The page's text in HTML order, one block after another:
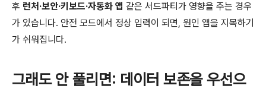
후 런처·보안·키보드·자동화 앱 같은 서드파티가 영향을 주는 경우
가 있습니다. 안전 모드에서 정상 입력이 되면, 원인 앱을 지목하기
가 쉬워집니다.
그래도 안 풀리면: 데이터 보존을 우선으